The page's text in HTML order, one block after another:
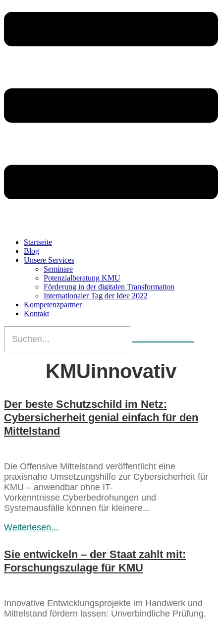
Startseite
Blog
Unsere Services
Seminare
Potenzialberatung KMU
Förderung in der digitalen Transformation
Internationaler Tag der Idee 2022
Kompetenzpartner
Kontakt
KMUinnovativ
Der beste Schutzschild im Netz:
Cybersicherheit genial einfach für den
Mittelstand
Die Offensive Mittelstand veröffentlicht eine
praxisnahe Umsetzungshilfe zur Cybersicherheit für
KMU – anwendbar ohne IT-
Vorkenntnisse.Cyberbedrohungen und
Systemausfälle können für kleinere...
Weiterlesen...
Sie entwickeln – der Staat zahlt mit:
Forschungszulage für KMU
Innovative Entwicklungsprojekte im Handwerk und
Mittelstand fördern lassen: Unverbindliche Prüfung,